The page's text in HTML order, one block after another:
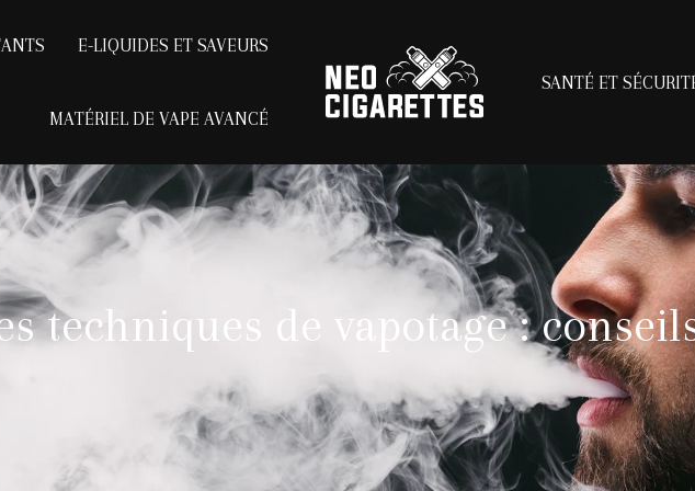
E-LIQUIDES ET SAVEURS
MATÉRIEL DE VAPE AVANCÉ
SANTÉ ET
techniques de vapotage :